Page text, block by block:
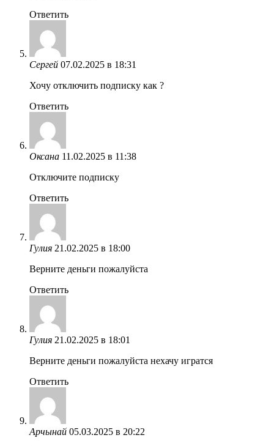
Ответить
Сергей 07.02.2025 в 18:31
Хочу отключить подписку как ?
Ответить
Оксана 11.02.2025 в 11:38
Отключите подписку
Ответить
Гулия 21.02.2025 в 18:00
Верните деньги пожалуйста
Ответить
Гулия 21.02.2025 в 18:01
Верните деньги пожалуйста нехачу игратся
Ответить
Арчынай 05.03.2025 в 20:22